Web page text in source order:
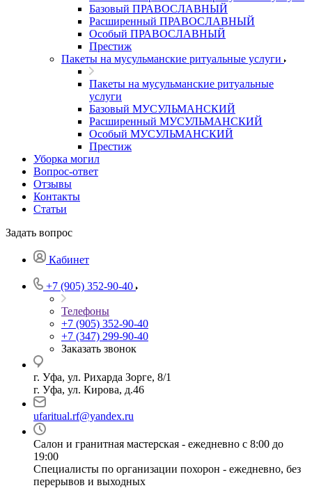
Базовый ПРАВОСЛАВНЫЙ
Расширенный ПРАВОСЛАВНЫЙ
Особый ПРАВОСЛАВНЫЙ
Престиж
Пакеты на мусульманские ритуальные услуги
Пакеты на мусульманские ритуальные
услуги
Базовый МУСУЛЬМАНСКИЙ
Расширенный МУСУЛЬМАНСКИЙ
Особый МУСУЛЬМАНСКИЙ
Престиж
Уборка могил
Вопрос-ответ
Отзывы
Контакты
Статьи
Задать вопрос
Кабинет
+7 (905) 352-90-40
Телефоны
+7 (905) 352-90-40
+7 (347) 299-90-40
Заказать звонок
г. Уфа, ул. Рихарда Зорге, 8/1
г. Уфа, ул. Кирова, д.46
ufaritual.rf@yandex.ru
Салон и гранитная мастерская - ежедневно с 8:00 до
19:00
Специалисты по организации похорон - ежедневно, без
перерывов и выходных